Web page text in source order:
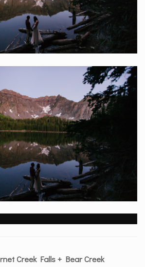
Creek Falls + Bear Creek